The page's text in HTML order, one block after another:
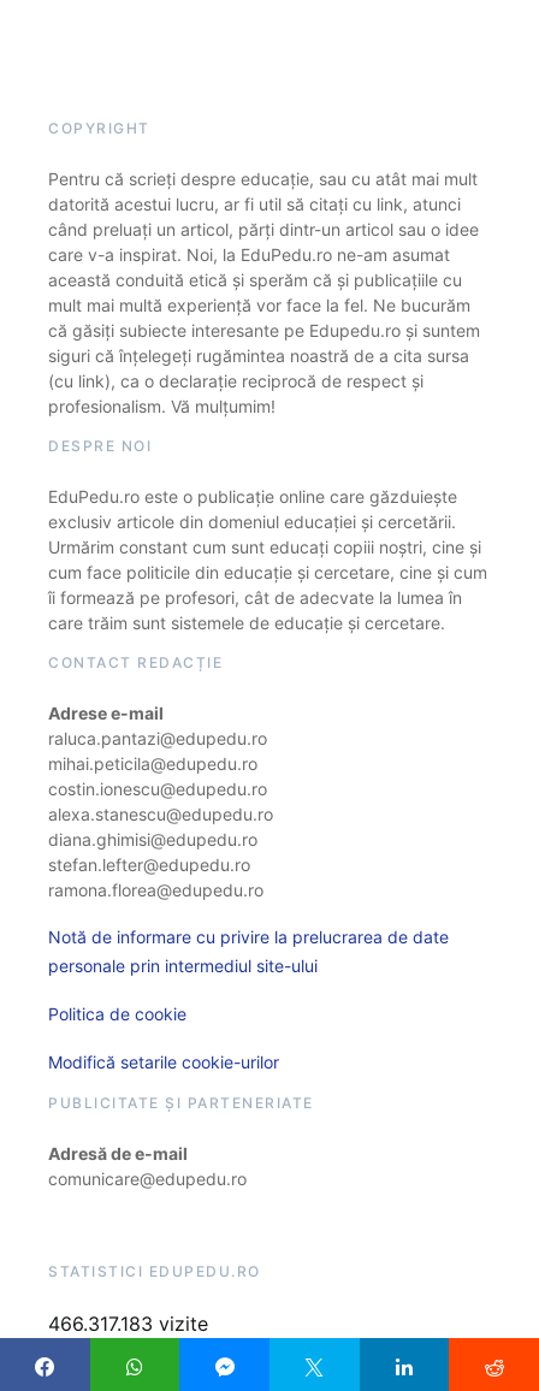
COPYRIGHT
Pentru că scrieți despre educație, sau cu atât mai mult
datorită acestui lucru, ar fi util să citați cu link, atunci
când preluați un articol, părți dintr-un articol sau o idee
care v-a inspirat. Noi, la EduPedu.ro ne-am asumat
această conduită etică și sperăm că și publicațiile cu
mult mai multă experiență vor face la fel. Ne bucurăm
că găsiți subiecte interesante pe Edupedu.ro și suntem
siguri că înțelegeți rugămintea noastră de a cita sursa
(cu link), ca o declarație reciprocă de respect și
profesionalism. Vă mulțumim!
DESPRE NOI
EduPedu.ro este o publicație online care găzduiește
exclusiv articole din domeniul educației și cercetării.
Urmărim constant cum sunt educați copiii noștri, cine și
cum face politicile din educație și cercetare, cine și cum
îi formează pe profesori, cât de adecvate la lumea în
care trăim sunt sistemele de educație și cercetare.
CONTACT REDACȚIE
Adrese e-mail
raluca.pantazi@edupedu.ro
mihai.peticila@edupedu.ro
costin.ionescu@edupedu.ro
alexa.stanescu@edupedu.ro
diana.ghimisi@edupedu.ro
stefan.lefter@edupedu.ro
ramona.florea@edupedu.ro
Notă de informare cu privire la prelucrarea de date
personale prin intermediul site-ului
Politica de cookie
Modifică setarile cookie-urilor
PUBLICITATE ȘI PARTENERIATE
Adresă de e-mail
comunicare@edupedu.ro
STATISTICI EDUPEDU.RO
466.317.183 vizite